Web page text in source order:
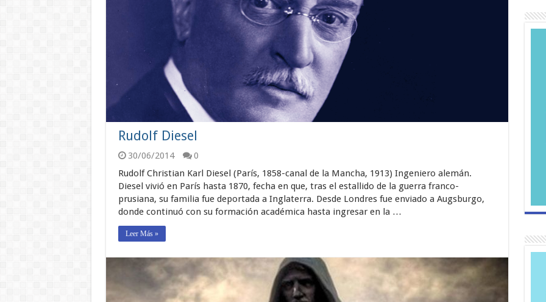
Rudolf Diesel
30/06/2014
0
Rudolf Christian Karl Diesel (París, 1858-canal de la Mancha, 1913) Ingeniero alemán.
Diesel vivió en París hasta 1870, fecha en que, tras el estallido de la guerra franco-
prusiana, su familia fue deportada a Inglaterra. Desde Londres fue enviado a Augsburgo,
donde continuó con su formación académica hasta ingresar en la …
Leer Más »